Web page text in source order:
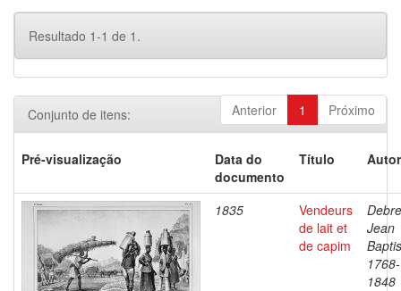
Resultado 1-1 de 1.
Anterior 1 Próximo
Conjunto de itens:
Pré-visualização
Data do
documento
Título
1835
Vendeurs
de lait et
de capim
Jean
1768-
1848